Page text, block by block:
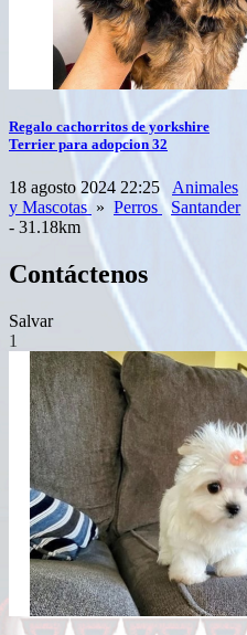
Regalo cachorritos de yorkshire
Terrier para adopcion 32
18 agosto 2024 22:25
Animales
y Mascotas » Perros Santander
- 31.18km
Contáctenos
Salvar
1